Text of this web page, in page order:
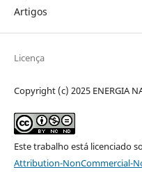
Artigos
Licença
Copyright (c) 2025 ENERGIA
Este trabalho está licenciado
Attribution-NonCommercial-